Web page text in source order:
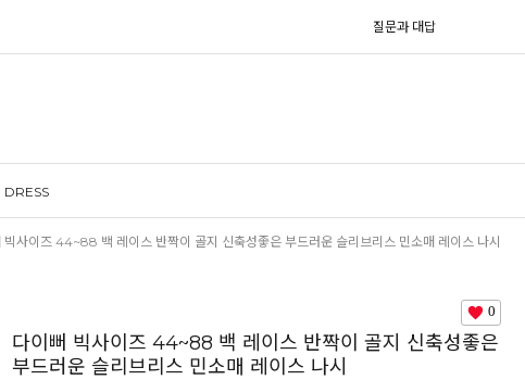
질문과 대답
DRESS
빅사이즈 44~88 백 레이스 반짝이 골지 신축성좋은 부드러운 슬리브리스 민소매 레이스 나시
0
다이뻐 빅사이즈 44~88 백 레이스 반짝이 골지 신축성좋은
부드러운 슬리브리스 민소매 레이스 나시